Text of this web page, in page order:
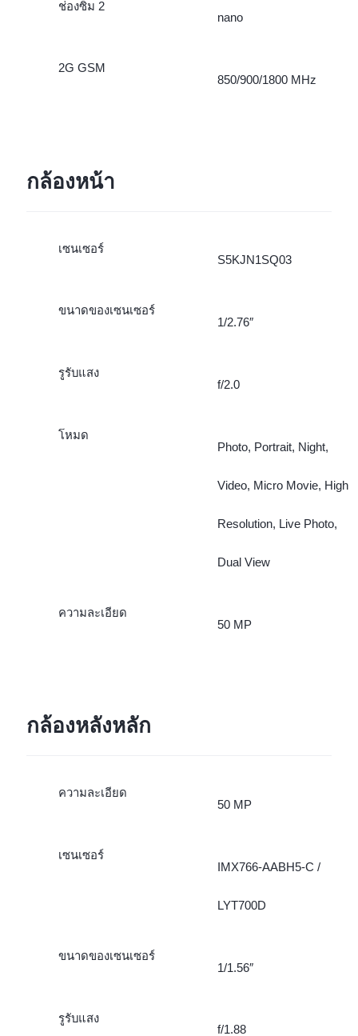
ช่องซิม 2
nano
2G GSM
850/900/1800 MHz
กล้องหน้า
เซนเซอร์
S5KJN1SQ03
ขนาดของเซนเซอร์
1/2.76″
รูรับแสง
f/2.0
โหมด
Photo, Portrait, Night,
Video, Micro Movie, High
Resolution, Live Photo,
Dual View
ความละเอียด
50 MP
กล้องหลังหลัก
ความละเอียด
50 MP
เซนเซอร์
IMX766-AABH5-C /
LYT700D
ขนาดของเซนเซอร์
1/1.56″
รูรับแสง
f/1.88